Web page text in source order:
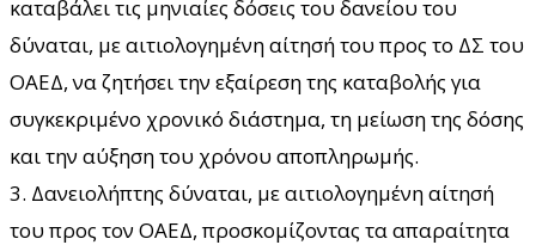
καταβάλει τις μηνιαίες δόσεις του δανείου του
δύναται, με αιτιολογημένη αίτησή του προς το ΔΣ του
ΟΑΕΔ, να ζητήσει την εξαίρεση της καταβολής για
συγκεκριμένο χρονικό διάστημα, τη μείωση της δόσης
και την αύξηση του χρόνου αποπληρωμής.
3. Δανειολήπτης δύναται, με αιτιολογημένη αίτησή
του προς τον ΟΑΕΔ, προσκομίζοντας τα απαραίτητα